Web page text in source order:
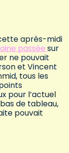
après-midi
passée sur
ne pouvait
et Vincent
tous les
pour l’actuel
de tableau,
pouvait